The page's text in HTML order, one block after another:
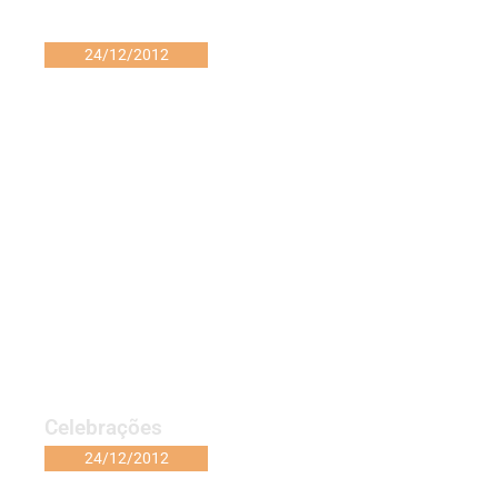
24/12/2012
Celebrações
24/12/2012